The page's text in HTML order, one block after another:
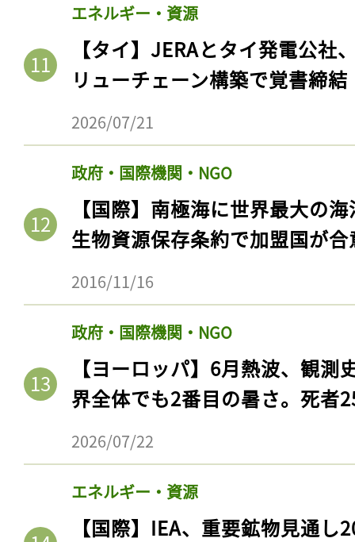
エネルギー・資源
【タイ】JERAとタイ発電公社
リューチェーン構築で覚書締結
2026/07/21
政府・国際機関・NGO
【国際】南極海に世界最大の
生物資源保存条約で加盟国が合
2016/11/16
政府・国際機関・NGO
【ヨーロッパ】6月熱波、観
界全体でも2番目の暑さ。死者
2026/07/22
エネルギー・資源
【国際】IEA、重要鉱物見通
記事をお気に入りに
ログインが必
ログイン